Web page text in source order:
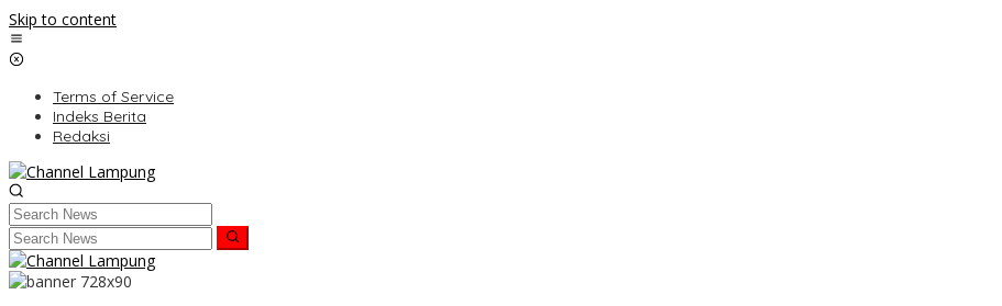
Skip to content
Terms of Service
Indeks Berita
Redaksi